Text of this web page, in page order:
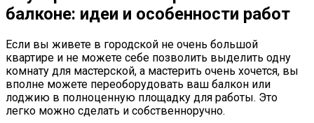
балконе: идеи и особенности работ
Если вы живете в городской не очень большой
квартире и не можете себе позволить выделить одну
комнату для мастерской, а мастерить очень хочется, вы
вполне можете переоборудовать ваш балкон или
лоджию в полноценную площадку для работы. Это
легко можно сделать и собственноручно.